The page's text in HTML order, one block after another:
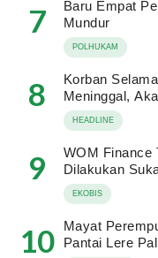
7
Baru Empat
Mundur
POLHUKAM
8
Korban
Meninggal,
HEADLINE
9
WOM Finance
Dilakukan
EKOBIS
10
Mayat
Pantai Lere